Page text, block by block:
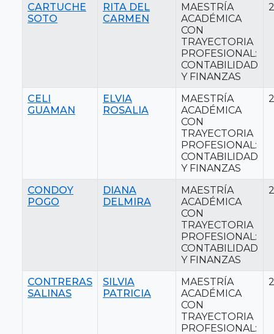
CARTUCHE
SOTO
RITA DEL
CARMEN
MAESTRÍA
ACADÉMICA
CON
TRAYECTORIA
PROFESIONAL:
CONTABILIDAD
Y FINANZAS
CELI
GUAMAN
ELVIA
ROSALIA
MAESTRÍA
ACADÉMICA
CON
TRAYECTORIA
PROFESIONAL:
CONTABILIDAD
Y FINANZAS
CONDOY
POGO
DIANA
DELMIRA
MAESTRÍA
ACADÉMICA
CON
TRAYECTORIA
PROFESIONAL:
CONTABILIDAD
Y FINANZAS
CONTRERAS
SALINAS
SILVIA
PATRICIA
MAESTRÍA
ACADÉMICA
CON
TRAYECTORIA
PROFESIONAL: